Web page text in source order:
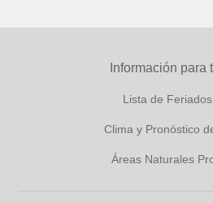
Información para
Lista de
Clima y Pronóstico
Áreas Naturales